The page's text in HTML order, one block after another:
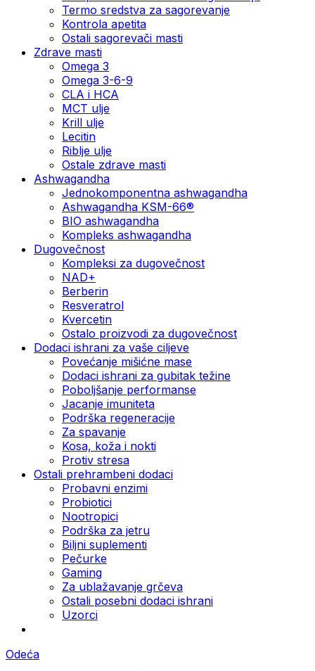
Termo sredstva za sagorevanje
Kontrola apetita
Ostali sagorevači masti
Zdrave masti
Omega 3
Omega 3-6-9
CLA i HCA
MCT ulje
Krill ulje
Lecitin
Riblje ulje
Ostale zdrave masti
Ashwagandha
Jednokomponentna ashwagandha
Ashwagandha KSM-66®
BIO ashwagandha
Kompleks ashwagandha
Dugovečnost
Kompleksi za dugovečnost
NAD+
Berberin
Resveratrol
Kvercetin
Ostalo proizvodi za dugovečnost
Dodaci ishrani za vaše ciljeve
Povećanje mišićne mase
Dodaci ishrani za gubitak težine
Poboljšanje performanse
Jacanje imuniteta
Podrška regeneracije
Za spavanje
Kosa, koža i nokti
Protiv stresa
Ostali prehrambeni dodaci
Probavni enzimi
Probiotici
Nootropici
Podrška za jetru
Biljni suplementi
Pečurke
Gaming
Za ublažavanje grčeva
Ostali posebni dodaci ishrani
Uzorci
Odeća